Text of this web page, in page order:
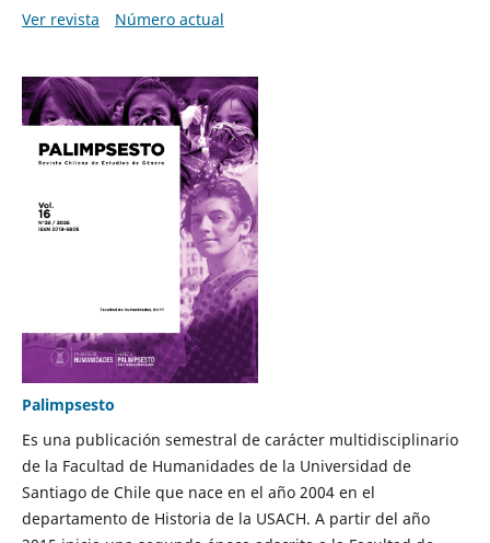
Ver revista
Número actual
Palimpsesto
Es una publicación semestral de carácter multidisciplinario
de la Facultad de Humanidades de la Universidad de
Santiago de Chile que nace en el año 2004 en el
departamento de Historia de la USACH. A partir del año